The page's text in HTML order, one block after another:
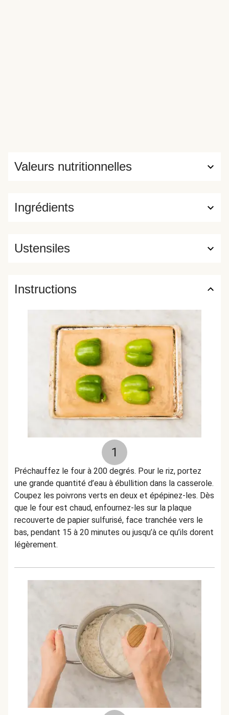
Ingrédients
Valeurs nutritionnelles
Ustensiles
Instructions
1
Préchauffez le four à 200 degrés. Pour le riz, portez
une grande quantité d’eau à ébullition dans la casserole.
Coupez les poivrons verts en deux et épépinez-les. Dès
que le four est chaud, enfournez-les sur la plaque
recouverte de papier sulfurisé, face tranchée vers le
bas, pendant 15 à 20 minutes ou jusqu’à ce qu’ils dorent
légèrement.